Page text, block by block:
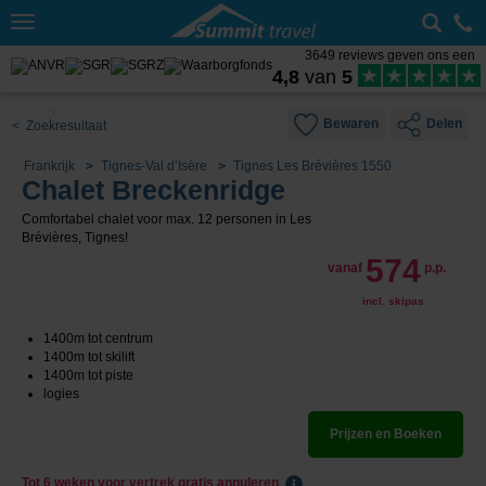
Toggle
3649 reviews geven ons een
4,8 van 5
< Zoekresultaat Bewaren Delen
Frankrijk Tignes-Val d’Isère Tignes Les Brévières 1550
Chalet Breckenridge
Comfortabel chalet voor max. 12 personen in Les
Brévières, Tignes!
vanaf 574 p.p.
incl. skipas
1400m tot centrum
1400m tot skilift
1400m tot piste
logies
Prijzen en Boeken
Tot 6 weken voor vertrek gratis annuleren